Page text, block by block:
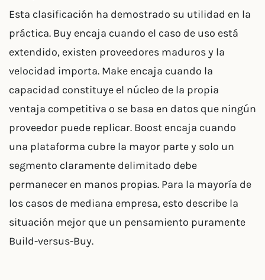
Esta clasificación ha demostrado su utilidad en la
práctica. Buy encaja cuando el caso de uso está
extendido, existen proveedores maduros y la
velocidad importa. Make encaja cuando la
capacidad constituye el núcleo de la propia
ventaja competitiva o se basa en datos que ningún
proveedor puede replicar. Boost encaja cuando
una plataforma cubre la mayor parte y solo un
segmento claramente delimitado debe
permanecer en manos propias. Para la mayoría de
los casos de mediana empresa, esto describe la
situación mejor que un pensamiento puramente
Build-versus-Buy.